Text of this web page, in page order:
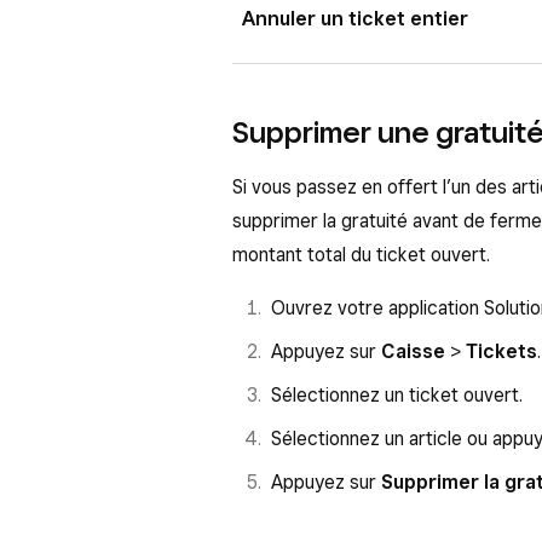
Appuyez surPasser en offert
Pour fermer le ticket
Pour enregistrer le ticket,
Ouvrez votre application de
Sélectionnez un article.
Appuyez surAnnuler l’article
Appuyez surAnnuler.
Annuler un ticket entier
Appuyez surCaisse>Tickets
Sélectionnez un ticket ouvert.
Appuyez sur•••>Modifier
Appuyez surAnnuler.
Supprimer une gratuité
Si vous passez en offert l’un des
supprimer la gratuité avant de
montant total du ticket ouvert.
Ouvrez votre application
Appuyez sur Caisse > Tickets.
Sélectionnez un ticket ouvert.
Sélectionnez un article ou
Appuyez sur Supprimer la